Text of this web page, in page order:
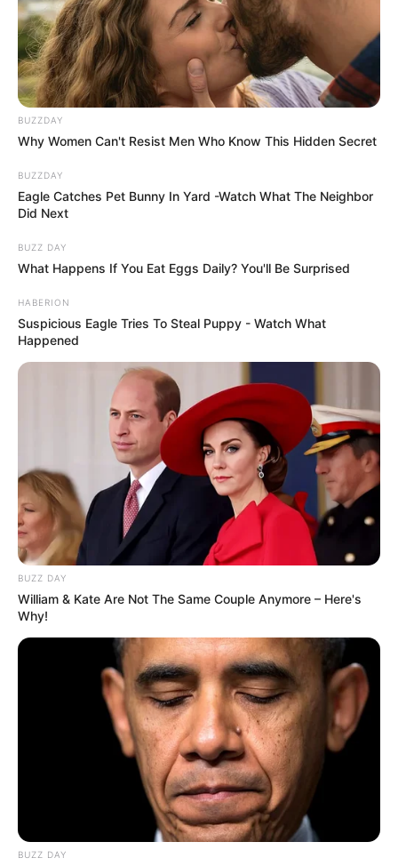
BUZZDAY
Why Women Can't Resist Men Who Know This Hidden Secret
BUZZDAY
Eagle Catches Pet Bunny In Yard -Watch What The Neighbor
Did Next
BUZZ DAY
What Happens If You Eat Eggs Daily? You'll Be Surprised
HABERION
Suspicious Eagle Tries To Steal Puppy - Watch What
Happened
BUZZ DAY
William & Kate Are Not The Same Couple Anymore – Here's
Why!
BUZZ DAY